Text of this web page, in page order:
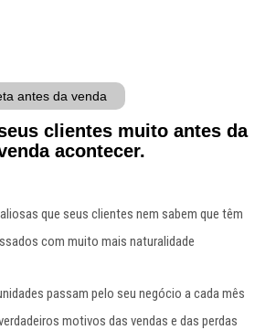
antes da venda
clientes muito antes da
acontecer.
que seus clientes nem sabem que têm
com muito mais naturalidade
passam pelo seu negócio a cada mês
motivos das vendas e das perdas